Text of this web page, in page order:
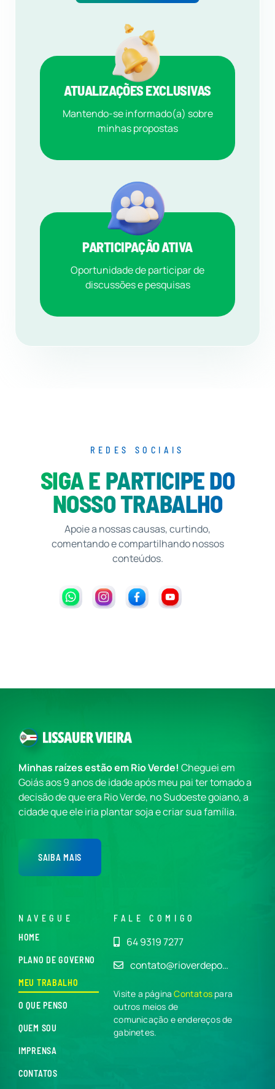
ATUALIZAÇÕES EXCLUSIVAS
Mantendo-se informado(a) sobre
minhas propostas
PARTICIPAÇÃO ATIVA
Oportunidade de participar de
discussões e pesquisas
REDES SOCIAIS
SIGA E PARTICIPE DO
NOSSO TRABALHO
Apoie a nossas causas, curtindo,
comentando e compartilhando nossos
conteúdos.
Minhas raízes estão em Rio Verde! Cheguei em
Goiás aos 9 anos de idade após meu pai ter tomado a
decisão de que era Rio Verde, no Sudoeste goiano, a
cidade que ele iria plantar soja e criar sua família.
SAIBA MAIS
NAVEGUE
HOME
PLANO DE GOVERNO
MEU TRABALHO
O QUE PENSO
QUEM SOU
IMPRENSA
CONTATOS
FALE COMIGO
64 9319 7277
contato@rioverdepo…
Visite a páginaContatos para
outros meios de
comunicação e endereços de
gabinetes.